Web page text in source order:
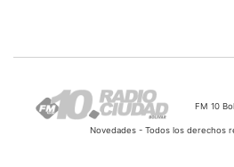
FM 10
Novedades - Todos los derechos